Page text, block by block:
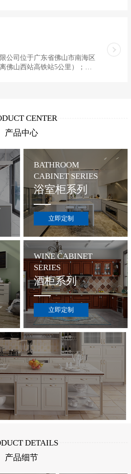
公司位于广东省佛山市南海区
佛山西站高铁站5公里）；公
CENTER
产品中心
BATHROOM
CABINET SERIES
浴室柜系列
立即定制
WINE CABINET
SERIES
酒柜系列
立即定制
DETAILS
产品细节